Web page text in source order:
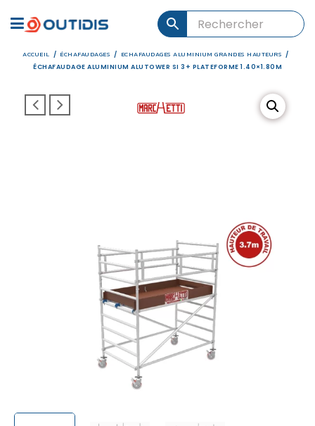
ACCUEIL / ÉCHAFAUDAGES / ECHAFAUDAGES ALUMINIUM GRANDES HAUTEURS /
ÉCHAFAUDAGE ALUMINIUM ALUTOWER SI 3+ PLATEFORME 1.40×1.80M